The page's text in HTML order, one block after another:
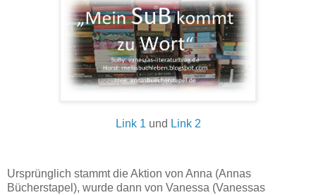
Link 1 und Link 2
Ursprünglich stammt die Aktion von Anna (Annas
Bücherstapel), wurde dann von Vanessa (Vanessas